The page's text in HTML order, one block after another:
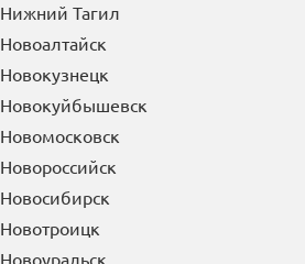
Нижний Тагил
Новоалтайск
Новокузнецк
Новокуйбышевск
Новомосковск
Новороссийск
Новосибирск
Новотроицк
Новоуральск